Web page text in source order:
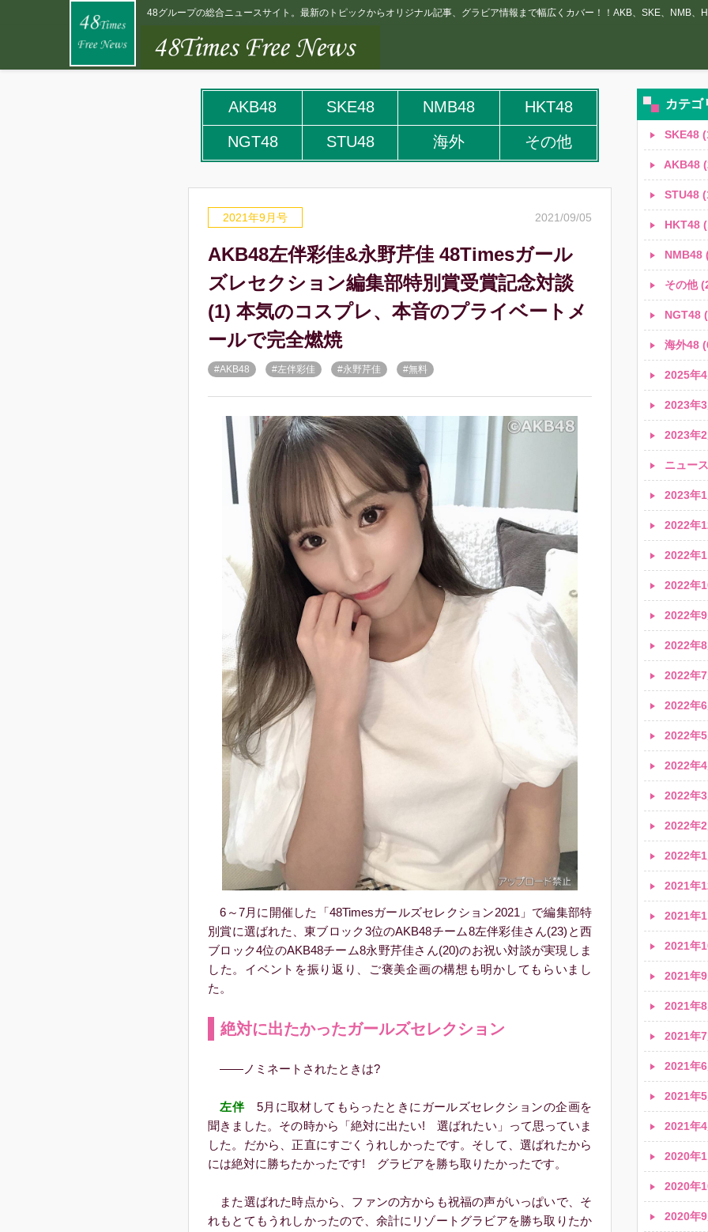
48グループの総合ニュースサイト。最新のトピックからオリジナル記事、グラビア情報まで幅広くカバー！！AKB、SKE、NMB、
AKB48 SKE48 NMB48
HKT48
NGT48
STU48 海外 その他
2021年9月号 2021/09/05
AKB48左伴彩佳&永野芹佳 48Timesガール
ズレセクション編集部特別賞受賞記念対談
(1) 本気のコスプレ、本音のプライベートメ
ールで完全燃焼
#AKB48 #左伴彩佳 #永野芹佳 #無料
6～7月に開催した「48Timesガールズセレクション2021」で編集部特
別賞に選ばれた、東ブロック3位のAKB48チーム8左伴彩佳さん(23)と西
ブロック4位のAKB48チーム8永野芹佳さん(20)のお祝い対談が実現しま
した。イベントを振り返り、ご褒美企画の構想も明かしてもらいまし
た。
絶対に出たかったガールズセレクション
――ノミネートされたときは?
左伴5月に取材してもらったときにガールズセレクションの企画を
聞きました。その時から「絶対に出たい! 選ばれたい」って思っていま
した。だから、正直にすごくうれしかったです。そして、選ばれたから
には絶対に勝ちたかったです! グラビアを勝ち取りたかったです。
また選ばれた時点から、ファンの方からも祝福の声がいっぱいで、そ
れもとてもうれしかったので、余計にリゾートグラビアを勝ち取りたか
カテゴ
SKE48
AKB48
STU48
HKT48
NMB48
その他
NGT48
海外48
2025年
2023年
2023年
ニュー
2023年
2022年
2022年
2022年
2022年
2022年
2022年
2022年
2022年
2022年
2022年
2022年
2022年
2021年
2021年
2021年
2021年
2021年
2021年
2021年
2021年
2021年
2020年
2020年
2020年